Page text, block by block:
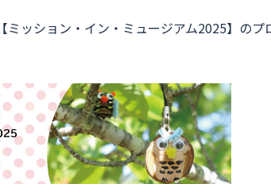
ッション・イン・ミュージアム2025】のプ